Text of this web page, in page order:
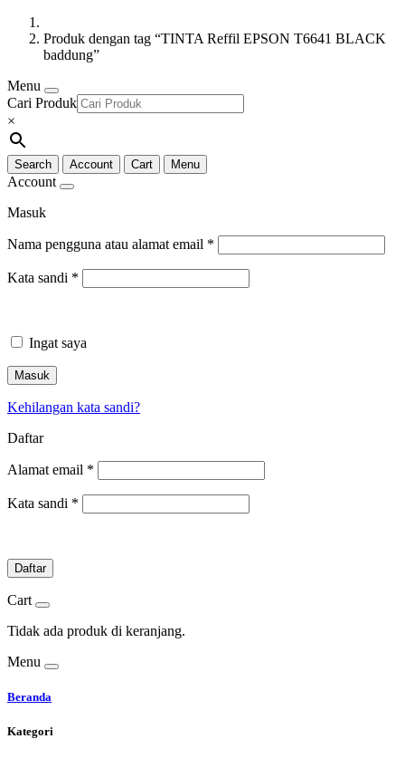
Produk dengan tag “TINTA Reffil EPSON T6641 BLACK
baddung”
Menu
Cari Produk
×
Search Account Cart Menu
Account
Masuk
Nama pengguna atau alamat email *
Kata sandi *
Ingat saya
Masuk
Kehilangan kata sandi?
Daftar
Alamat email *
Kata sandi *
Daftar
Cart
Tidak ada produk di keranjang.
Menu
Beranda
Kategori